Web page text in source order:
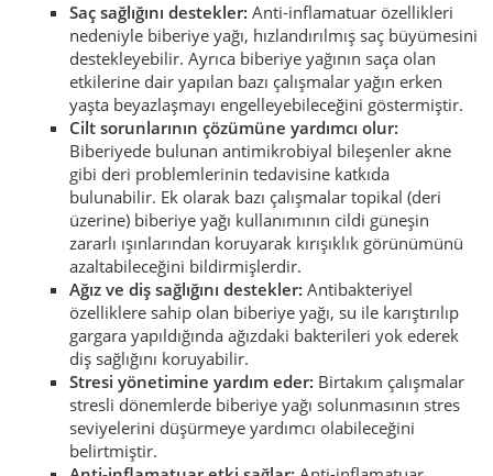
Saç sağlığını destekler: Anti-inflamatuar özellikleri
nedeniyle biberiye yağı, hızlandırılmış saç büyümesini
destekleyebilir. Ayrıca biberiye yağının saça olan
etkilerine dair yapılan bazı çalışmalar yağın erken
yaşta beyazlaşmayı engelleyebileceğini göstermiştir.
Cilt sorunlarının çözümüne yardımcı olur:
Biberiyede bulunan antimikrobiyal bileşenler akne
gibi deri problemlerinin tedavisine katkıda
bulunabilir. Ek olarak bazı çalışmalar topikal (deri
üzerine) biberiye yağı kullanımının cildi güneşin
zararlı ışınlarından koruyarak kırışıklık görünümünü
azaltabileceğini bildirmişlerdir.
Ağız ve diş sağlığını destekler: Antibakteriyel
özelliklere sahip olan biberiye yağı, su ile karıştırılıp
gargara yapıldığında ağızdaki bakterileri yok ederek
diş sağlığını koruyabilir.
Stresi yönetimine yardım eder: Birtakım çalışmalar
stresli dönemlerde biberiye yağı solunmasının stres
seviyelerini düşürmeye yardımcı olabileceğini
belirtmiştir.